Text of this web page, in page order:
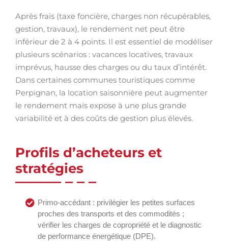
Après frais (taxe foncière, charges non récupérables,
gestion, travaux), le rendement net peut être
inférieur de 2 à 4 points. Il est essentiel de modéliser
plusieurs scénarios : vacances locatives, travaux
imprévus, hausse des charges ou du taux d’intérêt.
Dans certaines communes touristiques comme
Perpignan, la location saisonnière peut augmenter
le rendement mais expose à une plus grande
variabilité et à des coûts de gestion plus élevés.
Profils d’acheteurs et
stratégies
Primo-accédant : privilégier les petites surfaces
proches des transports et des commodités ;
vérifier les charges de copropriété et le diagnostic
de performance énergétique (DPE).